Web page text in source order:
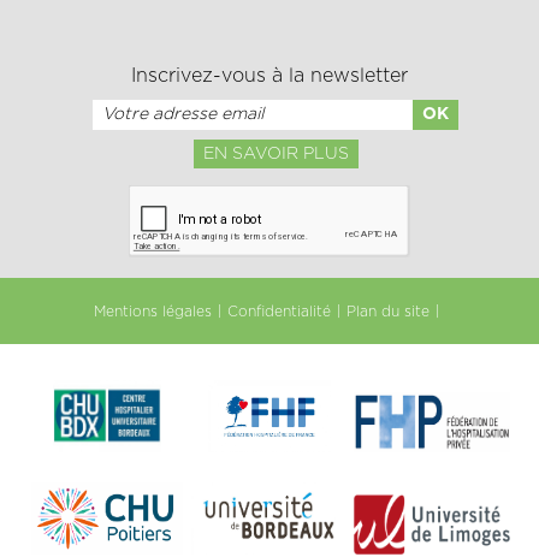
Inscrivez-vous à la newsletter
EN SAVOIR PLUS
Mentions légales Confidentialité Plan du site